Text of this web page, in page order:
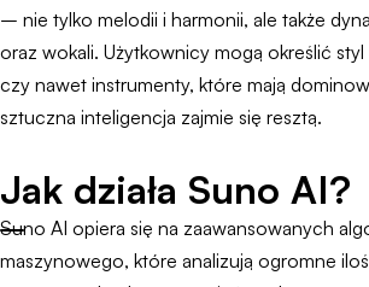
– nie tylko melodii i harmonii, ale także
oraz wokali. Użytkownicy mogą określić
czy nawet instrumenty, które mają
sztuczna inteligencja zajmie się resztą.
Jak działa Suno AI?
Suno AI opiera się na zaawansowanych
maszynowego, które analizują ogromne